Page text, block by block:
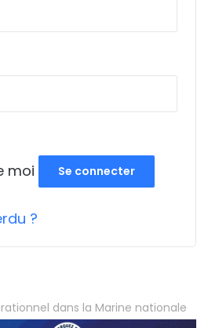
moi Se connecter
?
dans la Marine nationale